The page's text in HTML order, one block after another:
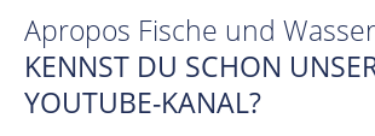
Apropos Fische und
KENNST DU SCHON
YOUTUBE-KANAL?